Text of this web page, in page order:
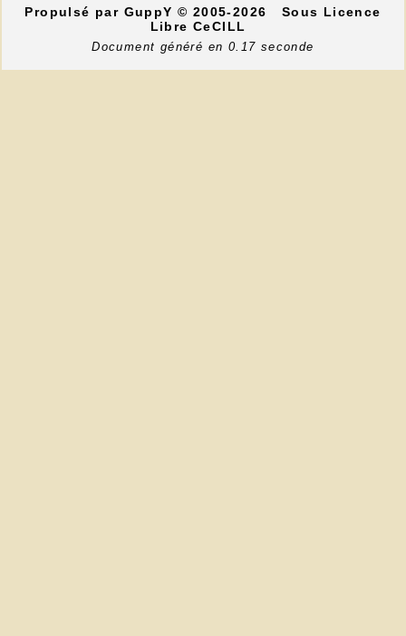
Propulsé par GuppY© 2005-2026
Sous Licence
Libre CeCILL
Document généré en 0.17 seconde